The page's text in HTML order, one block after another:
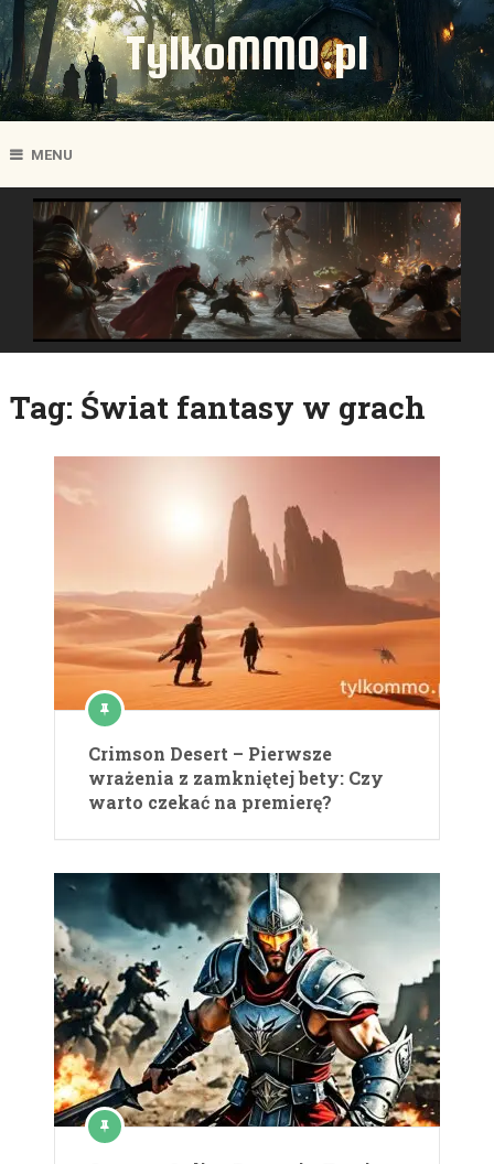
TylkoMMO.pl
MENU
Tag: Świat fantasy w grach
Crimson Desert – Pierwsze
wrażenia z zamkniętej bety: Czy
warto czekać na premierę?